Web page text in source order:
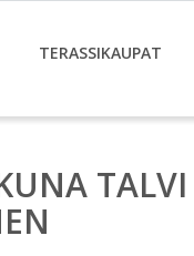
TERASSIKAUPAT
TALVI